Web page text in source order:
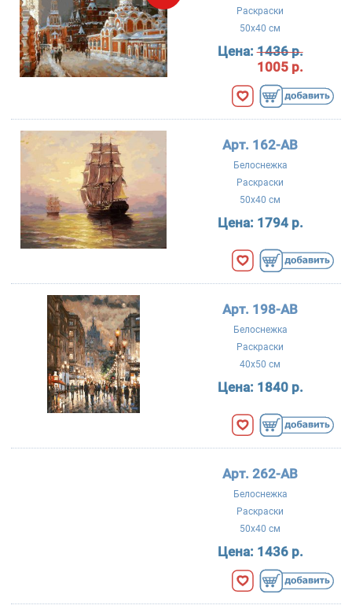
Раскраски
50x40 см
Цена:1436 р.
1005 р.
Арт. 162-AB
Белоснежка
Раскраски
50x40 см
Цена: 1794 р.
Арт. 198-AB
Белоснежка
Раскраски
40x50 см
Цена: 1840 р.
Арт. 262-AB
Белоснежка
Раскраски
50x40 см
Цена: 1436 р.